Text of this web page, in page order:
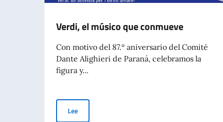
Verdi, el músico que conmueve
Con motivo del 87.º aniversario del Comité
Dante Alighieri de Paraná, celebramos la
figura y...
LeeVerdi, el músico que conmueve